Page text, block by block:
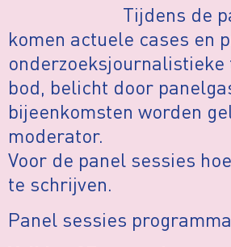
Tijdens de
komen actuele cases en
onderzoeksjournalistieke
bod, belicht door
bijeenkomsten worden
moderator.
Voor de panel sessies
te schrijven.
Panel sessies programma